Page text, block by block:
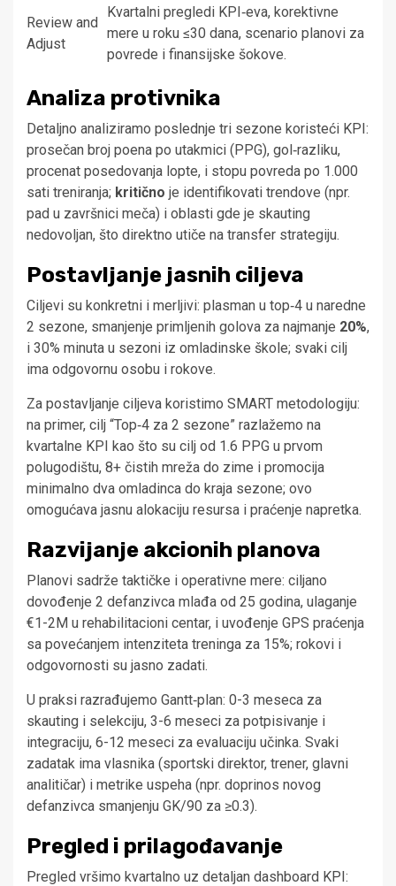
Review and
Adjust
Kvartalni pregledi KPI‑eva, korektivne
mere u roku ≤30 dana, scenario planovi za
povrede i finansijske šokove.
Analiza protivnika
Detaljno analiziramo poslednje tri sezone koristeći KPI:
prosečan broj poena po utakmici (PPG), gol‑razliku,
procenat posedovanja lopte, i stopu povreda po 1.000
sati treniranja; kritično je identifikovati trendove (npr.
pad u završnici meča) i oblasti gde je skauting
nedovoljan, što direktno utiče na transfer strategiju.
Postavljanje jasnih ciljeva
Ciljevi su konkretni i merljivi: plasman u top‑4 u naredne
2 sezone, smanjenje primljenih golova za najmanje 20%,
i 30% minuta u sezoni iz omladinske škole; svaki cilj
ima odgovornu osobu i rokove.
Za postavljanje ciljeva koristimo SMART metodologiju:
na primer, cilj “Top‑4 za 2 sezone” razlažemo na
kvartalne KPI kao što su cilj od 1.6 PPG u prvom
polugodištu, 8+ čistih mreža do zime i promocija
minimalno dva omladinca do kraja sezone; ovo
omogućava jasnu alokaciju resursa i praćenje napretka.
Razvijanje akcionih planova
Planovi sadrže taktičke i operativne mere: ciljano
dovođenje 2 defanzivca mlađa od 25 godina, ulaganje
€1-2M u rehabilitacioni centar, i uvođenje GPS praćenja
sa povećanjem intenziteta treninga za 15%; rokovi i
odgovornosti su jasno zadati.
U praksi razrađujemo Gantt‑plan: 0-3 meseca za
skauting i selekciju, 3-6 meseci za potpisivanje i
integraciju, 6-12 meseci za evaluaciju učinka. Svaki
zadatak ima vlasnika (sportski direktor, trener, glavni
analitičar) i metrike uspeha (npr. doprinos novog
defanzivca smanjenju GK/90 za ≥0.3).
Pregled i prilagođavanje
Pregled vršimo kvartalno uz detaljan dashboard KPI: